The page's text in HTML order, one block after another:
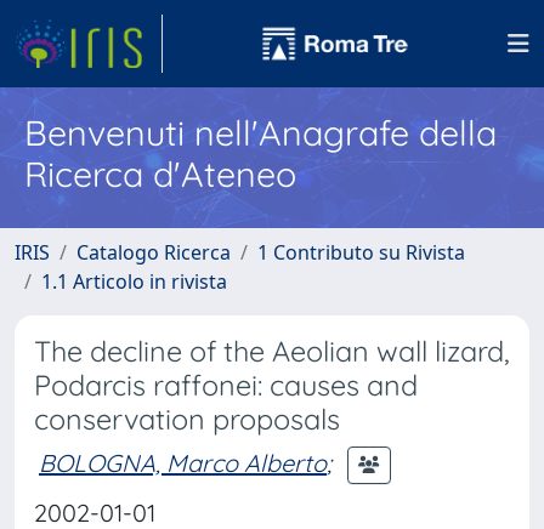
Benvenuti nell'Anagrafe della
Ricerca d'Ateneo
IRIS Catalogo Ricerca
1 Contributo su Rivista
1.1 Articolo in rivista
The decline of the Aeolian wall lizard,
Podarcis raffonei: causes and
conservation proposals
BOLOGNA, Marco Alberto;
2002-01-01